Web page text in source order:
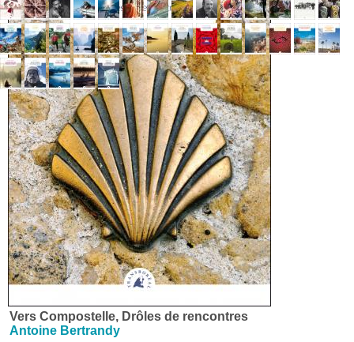
Vers Compostelle, Drôles de rencontres
Antoine Bertrandy